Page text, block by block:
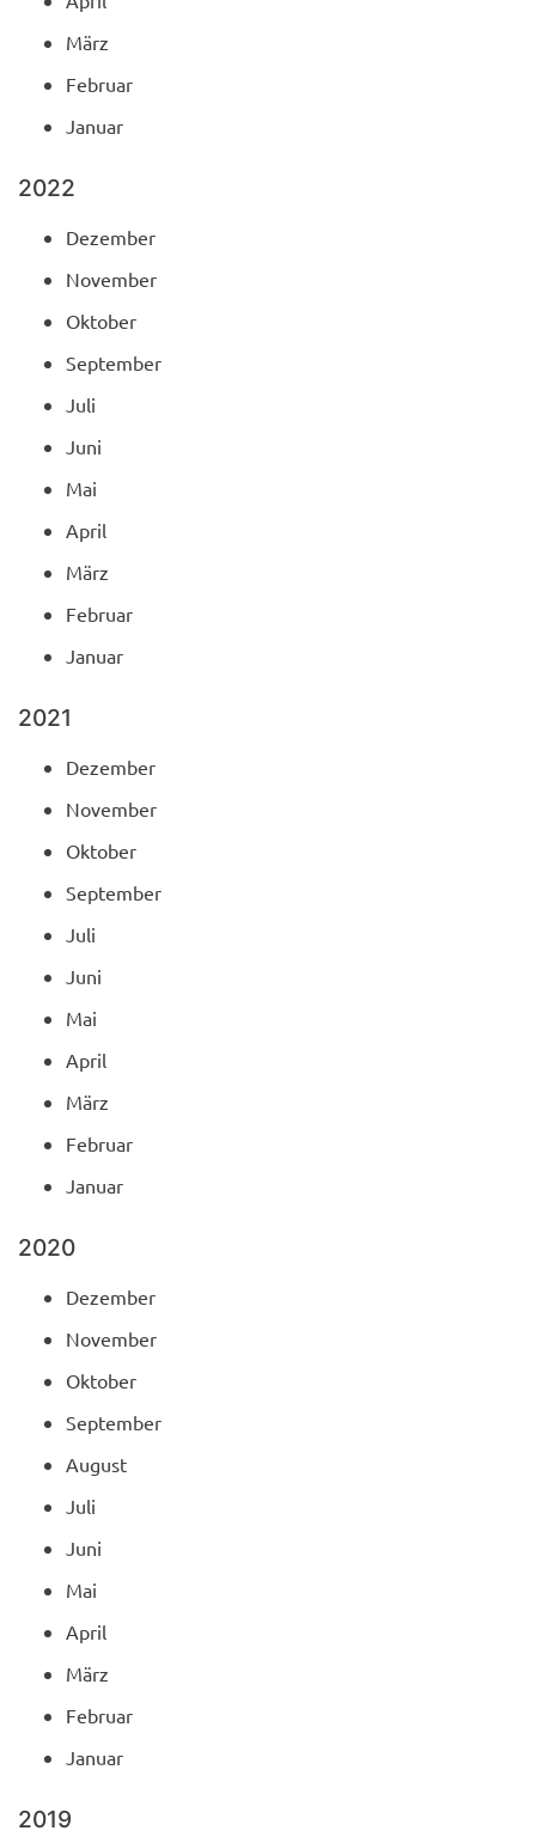
März
Februar
Januar
2022
Dezember
November
Oktober
September
Juli
Juni
Mai
April
März
Februar
Januar
2021
Dezember
November
Oktober
September
Juli
Juni
Mai
April
März
Februar
Januar
2020
Dezember
November
Oktober
September
August
Juli
Juni
Mai
April
März
Februar
Januar
2019